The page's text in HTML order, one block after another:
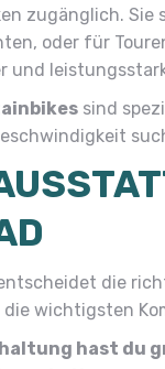
zugänglich.
oder für
und
sind
die
wichtigsten
hast du